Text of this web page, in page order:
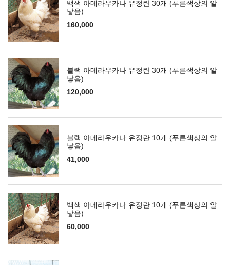
백색 아메라우카나 유정란 30개 (푸른색상의 알
낳음)
160,000
블랙 아메라우카나 유정란 30개 (푸른색상의 알
낳음)
120,000
블랙 아메라우카나 유정란 10개 (푸른색상의 알
낳음)
41,000
백색 아메라우카나 유정란 10개 (푸른색상의 알
낳음)
60,000